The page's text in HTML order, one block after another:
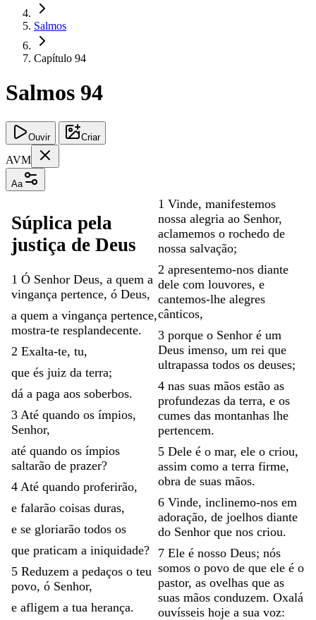
Salmos
Capítulo 94
Salmos 94
Ouvir Criar
AVM
Aa
Súplica pela
justiça de Deus
1 Ó Senhor Deus, a quem a
vingança pertence, ó Deus,
a quem a vingança pertence,
mostra-te resplandecente.
2 Exalta-te, tu,
que és juiz da terra;
dá a paga aos soberbos.
3 Até quando os ímpios,
Senhor,
até quando os ímpios
saltarão de prazer?
4 Até quando proferirão,
e falarão coisas duras,
e se gloriarão todos os
que praticam a iniquidade?
5 Reduzem a pedaços o teu
povo, ó Senhor,
e afligem a tua herança.
1 Vinde, manifestemos
nossa alegria ao Senhor,
aclamemos o rochedo de
nossa salvação;
2 apresentemo-nos diante
dele com louvores, e
cantemos-lhe alegres
cânticos,
3 porque o Senhor é um
Deus imenso, um rei que
ultrapassa todos os deuses;
4 nas suas mãos estão as
profundezas da terra, e os
cumes das montanhas lhe
pertencem.
5 Dele é o mar, ele o criou,
assim como a terra firme,
obra de suas mãos.
6 Vinde, inclinemo-nos em
adoração, de joelhos diante
do Senhor que nos criou.
7 Ele é nosso Deus; nós
somos o povo de que ele é o
pastor, as ovelhas que as
suas mãos conduzem. Oxalá
ouvísseis hoje a sua voz: